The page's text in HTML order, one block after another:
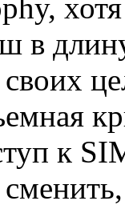
в
к